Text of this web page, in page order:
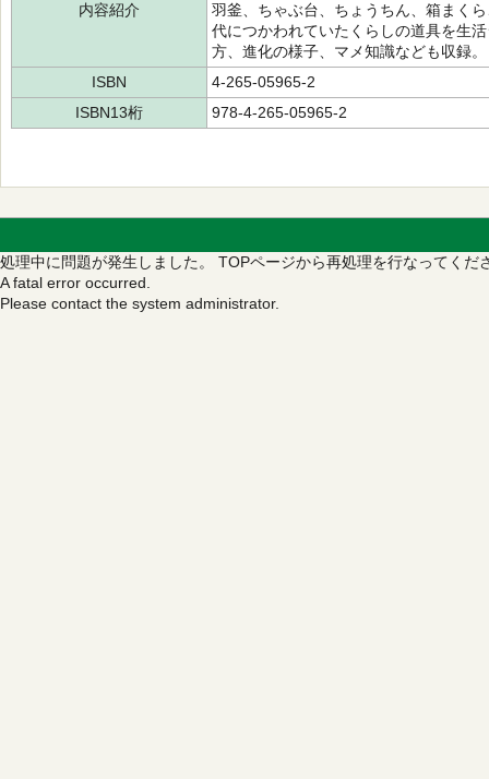
内容紹介
羽釜、ちゃぶ台、ちょうちん、箱まく
代につかわれていたくらしの道具を生
方、進化の様子、マメ知識なども収録。
ISBN
4-265-05965-2
ISBN13桁
978-4-265-05965-2
処理中に問題が発生しました。 TOPページから再処理を行なってくだ
A fatal error occurred.
Please contact the system administrator.